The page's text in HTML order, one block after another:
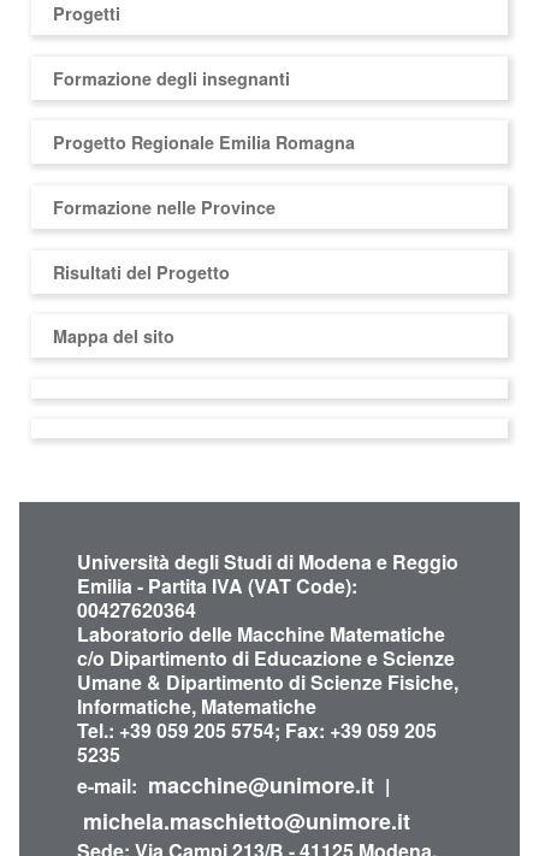
Progetti
Formazione degli insegnanti
Progetto Regionale Emilia Romagna
Formazione nelle Province
Risultati del Progetto
Mappa del sito
Università degli Studi di Modena e Reggio
Emilia - Partita IVA (VAT Code):
00427620364
Laboratorio delle Macchine Matematiche
c/o Dipartimento di Educazione e Scienze
Umane & Dipartimento di Scienze Fisiche,
Informatiche, Matematiche
Tel.: +39 059 205 5754; Fax: +39 059 205
5235
e-mail: macchine@unimore.it |
michela.maschietto@unimore.it